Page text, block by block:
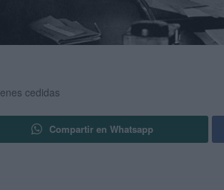
cedidas
Compartir en Whatsapp